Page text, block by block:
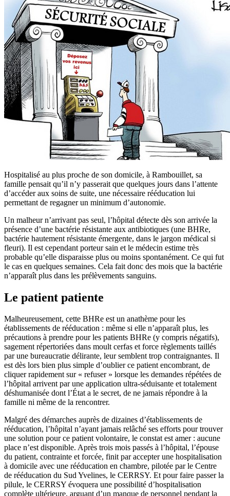
Hospitalisé au plus proche de son domicile, à Rambouillet, sa
famille pensait qu’il n’y passerait que quelques jours dans l’attente
d’accéder aux soins de suite, une nécessaire rééducation lui
permettant de regagner un minimum d’autonomie.
Un malheur n’arrivant pas seul, l’hôpital détecte dès son arrivée la
présence d’une bactérie résistante aux antibiotiques (une BHRe,
bactérie hautement résistante émergente, dans le jargon médical si
fleuri). Il est cependant porteur sain et le médecin estime très
probable qu’elle disparaisse plus ou moins spontanément. Ce qui fut
le cas en quelques semaines. Cela fait donc des mois que la bactérie
n’apparaît plus dans les prélèvements sanguins.
Le patient patiente
Malheureusement, cette BHRe est un anathème pour les
établissements de rééducation : même si elle n’apparaît plus, les
précautions à prendre pour les patients BHRe (y compris négatifs),
sagement répertoriées dans moult cerfas et force règlements taillés
par une bureaucratie délirante, leur semblent trop contraignantes. Il
est dès lors bien plus simple d’oublier ce patient encombrant, de
cliquer rapidement sur « refuser » lorsque les demandes répétées de
l’hôpital arrivent par une application ultra-séduisante et totalement
déshumanisée dont l’État a le secret, de ne jamais répondre à la
famille ni même de la rencontrer.
Malgré des démarches auprès de dizaines d’établissements de
rééducation, l’hôpital n’ayant jamais relâché ses efforts pour trouver
une solution pour ce patient volontaire, le constat est amer : aucune
place n’est disponible. Après trois mois passés à l’hôpital, l’épouse
du patient, contrainte et forcée, finit par accepter une hospitalisation
à domicile avec une rééducation en chambre, pilotée par le Centre
de rééducation du Sud Yvelines, le CERRSY. Et pour faire passer la
pilule, le CERRSY évoquera une possibilité d’hospitalisation
complète ultérieure, arguant d’un manque de personnel pendant la